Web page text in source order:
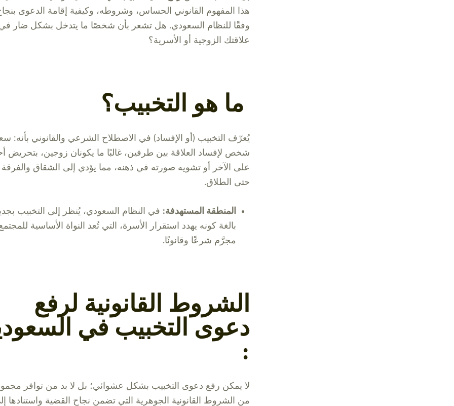
هذا المفهوم القانوني الحساس، وشروطه، وكيفية إقامة الدعوى
وفقًا للنظام السعودي. هل تشعر بأن شخصًا ما يتدخل بشكل ضار
علاقتك الزوجية أو الأسرية؟
ما هو التخبيب؟
يُعرّف التخبيب (أو الإفساد) في الاصطلاح الشرعي والقانوني بأنه:
شخص لإفساد العلاقة بين طرفين، غالبًا ما يكونان زوجين، بتحريض
على الآخر أو تشويه صورته في ذهنه، مما يؤدي إلى الشقاق والفرقة
حتى الطلاق.
المنطقة المستهدفة: في النظام السعودي، يُنظر إلى التخبيب
بالغة كونه يهدد استقرار الأسرة، التي تُعد النواة الأساسية
مجرَّم شرعًا وقانونًا.
الشروط القانونية لرفع
دعوى التخبيب في
:
لا يمكن رفع دعوى التخبيب بشكل عشوائي؛ بل لا بد من توافر
من الشروط القانونية الجوهرية التي تضمن نجاح القضية واستنادها